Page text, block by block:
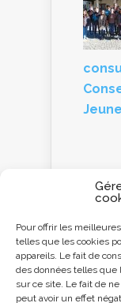
Pour offrir les
telles que les cookies
appareils. Le fait de
des données telles que
sur ce site. Le fait de
peut avoir un effet